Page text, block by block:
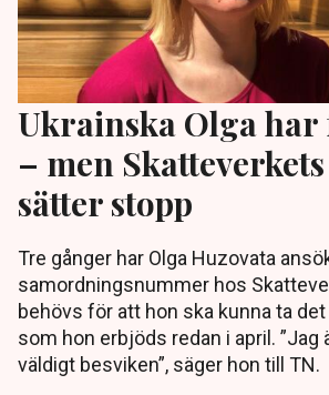
Ukrainska Olga har
– men
sätter stopp
Tre gånger har Olga Huzovata
samordningsnummer hos
behövs för att hon ska kunna ta
som hon erbjöds redan i april. ”Jag
väldigt besviken”, säger hon till TN.